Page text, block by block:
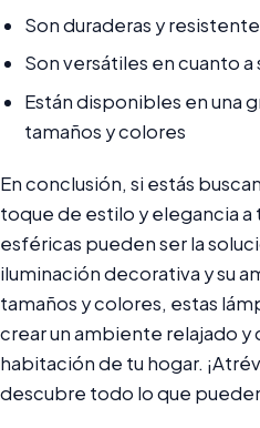
Son duraderas y
Son versátiles en cuanto a
Están disponibles en una
tamaños y colores
En conclusión, si estás
toque de estilo y elegancia a
esféricas pueden ser la
iluminación decorativa y su
tamaños y colores, estas
crear un ambiente relajado
habitación de tu hogar.
descubre todo lo que